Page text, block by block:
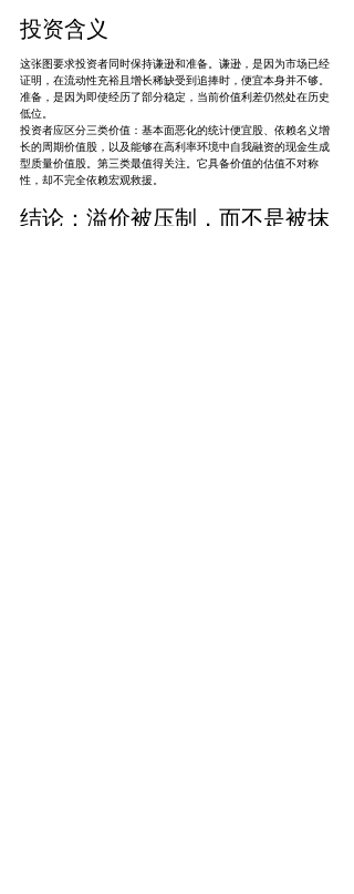
投资含义
这张图要求投资者同时保持谦逊和准备。谦逊，是因为市场已经
证明，在流动性充裕且增长稀缺受到追捧时，便宜本身并不够。
准备，是因为即使经历了部分稳定，当前价值利差仍然处在历史
低位。
投资者应区分三类价值：基本面恶化的统计便宜股、依赖名义增
长的周期价值股，以及能够在高利率环境中自我融资的现金生成
型质量价值股。第三类最值得关注。它具备价值的估值不对称
性，却不完全依赖宏观救援。
结论：溢价被压制，而不是被抹